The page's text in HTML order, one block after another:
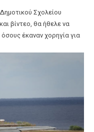
Σχολείου
βίντεο, θα ήθελε να
έκαναν χορηγία για